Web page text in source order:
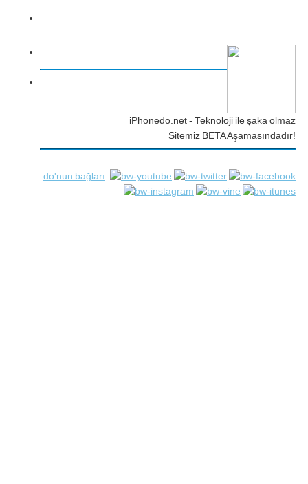
iPhonedo.net - Teknoloji ile şaka olmaz
Sitemiz BETA Aşamasındadır!
do'nun bağları: